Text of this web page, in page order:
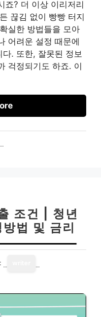
죠? 더 이상 이리저리
끊김 없이 빵빵 터지
실한 방법들을 모아
어려운 설정 때문에
. 또한, 잘못된 정보
걱정되기도 하죠. 이
조건 | 청년
법 및 금리